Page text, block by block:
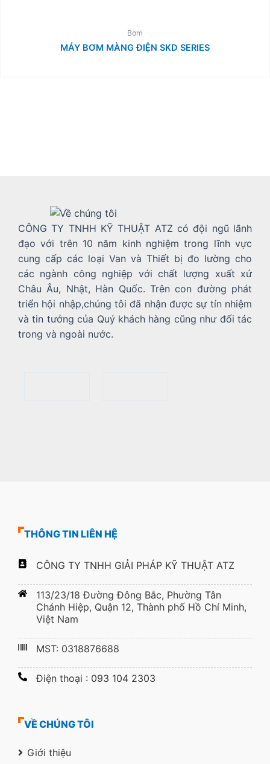
Bơm
MÁY BƠM MÀNG ĐIỆN SKD SERIES
CÔNG TY TNHH KỸ THUẬT ATZ có đội ngũ lãnh
đạo với trên 10 năm kinh nghiệm trong lĩnh vực
cung cấp các loại Van và Thiết bị đo lường cho
các ngành công nghiệp với chất lượng xuất xứ
Châu Âu, Nhật, Hàn Quốc. Trên con đường phát
triển hội nhập,chúng tôi đã nhận được sự tín nhiệm
và tin tưởng của Quý khách hàng cũng như đối tác
trong và ngoài nước.
THÔNG TIN LIÊN HỆ
CÔNG TY TNHH GIẢI PHÁP KỸ THUẬT ATZ
113/23/18 Đường Đông Bắc, Phường Tân
Chánh Hiệp, Quận 12, Thành phố Hồ Chí Minh,
Việt Nam
MST: 0318876688
Điện thoại : 093 104 2303
VỀ CHÚNG TÔI
Giới thiệu